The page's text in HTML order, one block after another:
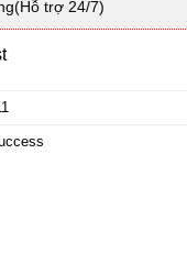
trợ 24/7)